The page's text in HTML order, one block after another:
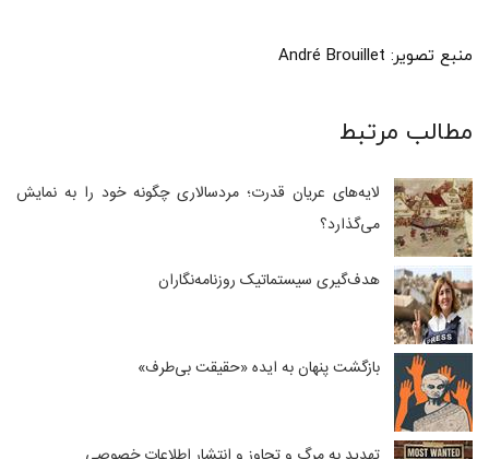
منبع تصویر: André Brouillet
مطالب مرتبط
لایه‌های عریان قدرت؛ مردسالاری چگونه خود را به نمایش
می‌گذارد؟
هدف‌گیری سیستماتیک روزنامه‌نگاران
بازگشت پنهان به ایده «حقیقت بی‌طرف»